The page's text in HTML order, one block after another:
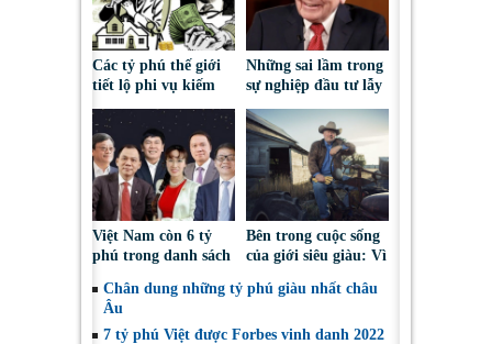
Các tỷ phú thế giới
tiết lộ phi vụ kiếm
Những sai lầm trong
sự nghiệp đầu tư lẫy
Warren Buffet
Việt Nam còn 6 tỷ
phú trong danh sách
Bên trong cuộc sống
của giới siêu giàu: Vì
làm việc nhà?
Chân dung những tỷ phú giàu nhất châu
Âu
7 tỷ phú Việt được Forbes vinh danh 2022